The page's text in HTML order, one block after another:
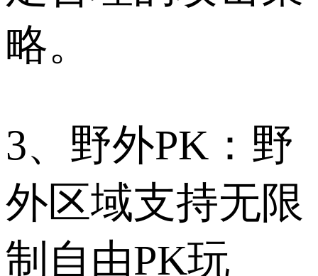
略。
3、野外PK：野
外区域支持无限
制自由PK玩